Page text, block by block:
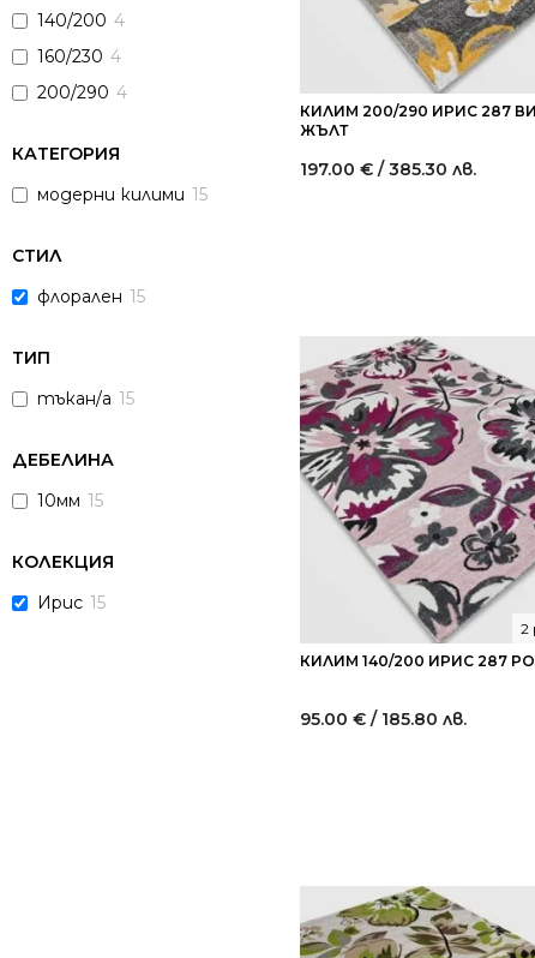
140/200 4
160/230 4
200/290 4
КАТЕГОРИЯ
модерни килими 15
СТИЛ
флорален 15
ТИП
тъкан/а 15
ДЕБЕЛИНА
10мм 15
КОЛЕКЦИЯ
Ирис 15
КИЛИМ 200/290 ИРИС 287
ЖЪЛТ
197.00 € / 385.30 лв.
КИЛИМ 140/200 ИРИС 287
2
95.00 € / 185.80 лв.